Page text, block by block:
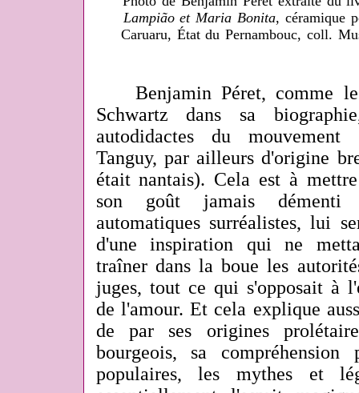
Lampião et Maria Bonita, céramique
Caruaru, État du Pernambouc, coll.
Benjamin Péret, comme le
Schwartz dans sa
autodidactes du mouvement
Tanguy, par ailleurs d'origine
était nantais). Cela est à
son goût jamais démenti
automatiques surréalistes, lui
d'une inspiration qui ne
traîner dans la boue les
juges, tout ce qui s'opposait à
de l'amour. Et cela explique
de par ses origines
bourgeois, sa
populaires, les mythes et